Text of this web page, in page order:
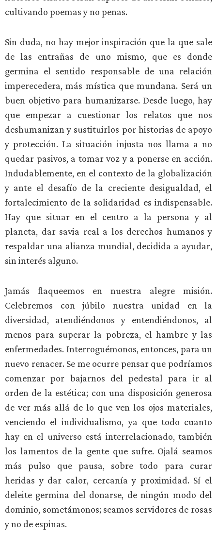
cultivando poemas y no penas.
Sin duda, no hay mejor inspiración que la que sale
de las entrañas de uno mismo, que es donde
germina el sentido responsable de una relación
imperecedera, más mística que mundana. Será un
buen objetivo para humanizarse. Desde luego, hay
que empezar a cuestionar los relatos que nos
deshumanizan y sustituirlos por historias de apoyo
y protección. La situación injusta nos llama a no
quedar pasivos, a tomar voz y a ponerse en acción.
Indudablemente, en el contexto de la globalización
y ante el desafío de la creciente desigualdad, el
fortalecimiento de la solidaridad es indispensable.
Hay que situar en el centro a la persona y al
planeta, dar savia real a los derechos humanos y
respaldar una alianza mundial, decidida a ayudar,
sin interés alguno.
Jamás flaqueemos en nuestra alegre misión.
Celebremos con júbilo nuestra unidad en la
diversidad, atendiéndonos y entendiéndonos, al
menos para superar la pobreza, el hambre y las
enfermedades. Interroguémonos, entonces, para un
nuevo renacer. Se me ocurre pensar que podríamos
comenzar por bajarnos del pedestal para ir al
orden de la estética; con una disposición generosa
de ver más allá de lo que ven los ojos materiales,
venciendo el individualismo, ya que todo cuanto
hay en el universo está interrelacionado, también
los lamentos de la gente que sufre. Ojalá seamos
más pulso que pausa, sobre todo para curar
heridas y dar calor, cercanía y proximidad. Sí el
deleite germina del donarse, de ningún modo del
dominio, sometámonos; seamos servidores de rosas
y no de espinas.